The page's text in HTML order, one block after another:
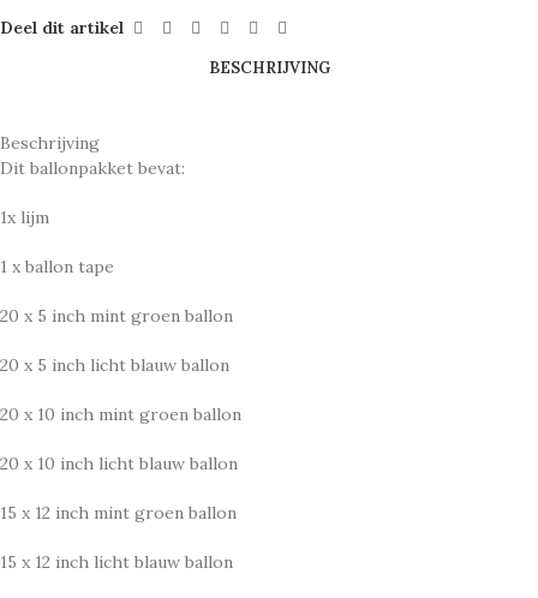
Deel dit artikel
BESCHRIJVING
Beschrijving
Dit ballonpakket bevat:
1x lijm
1 x ballon tape
20 x 5 inch mint groen ballon
20 x 5 inch licht blauw ballon
20 x 10 inch mint groen ballon
20 x 10 inch licht blauw ballon
15 x 12 inch mint groen ballon
15 x 12 inch licht blauw ballon